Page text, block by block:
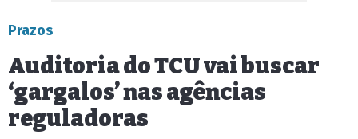
Prazos
Auditoria do TCU vai buscar
‘gargalos’ nas agências
reguladoras